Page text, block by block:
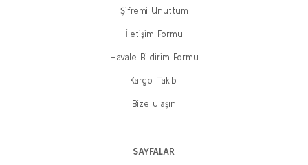
Şifremi Unuttum
İletişim Formu
Havale Bildirim Formu
Kargo Takibi
Bize ulaşın
SAYFALAR